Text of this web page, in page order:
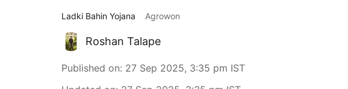
Ladki Bahin Yojana Agrowon
Roshan Talape
Published on: 27 Sep 2025, 3:35 pm IST